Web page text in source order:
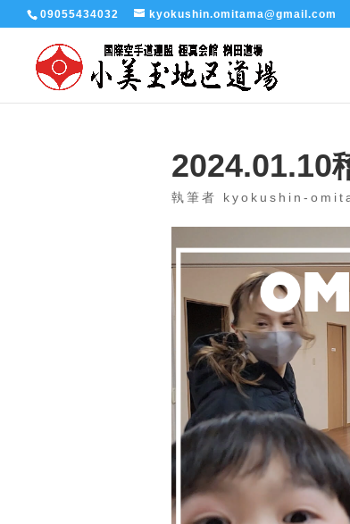
09055434032 kyokushin.omitama@gmail.com
2024.01.10
執筆者 kyokushin-